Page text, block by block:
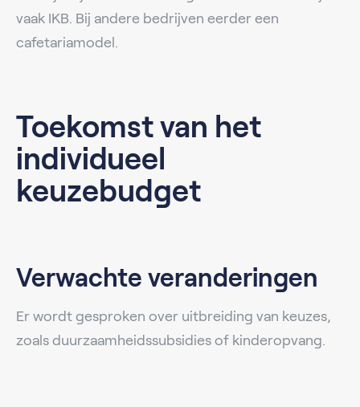
vaak IKB. Bij andere bedrijven eerder een
cafetariamodel.
Toekomst van het
individueel
keuzebudget
Verwachte veranderingen
Er wordt gesproken over uitbreiding van keuzes,
zoals duurzaamheidssubsidies of kinderopvang.